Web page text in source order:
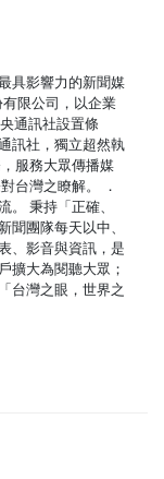
具影響力的新聞媒
限公司，以企業
通訊社設置條
訊社，獨立超然執
服務大眾傳播媒
台灣之瞭解。 ．
秉持「正確、
團隊每天以中、
、影音與資訊，是
擴大為閱聽大眾；
台灣之眼，世界之